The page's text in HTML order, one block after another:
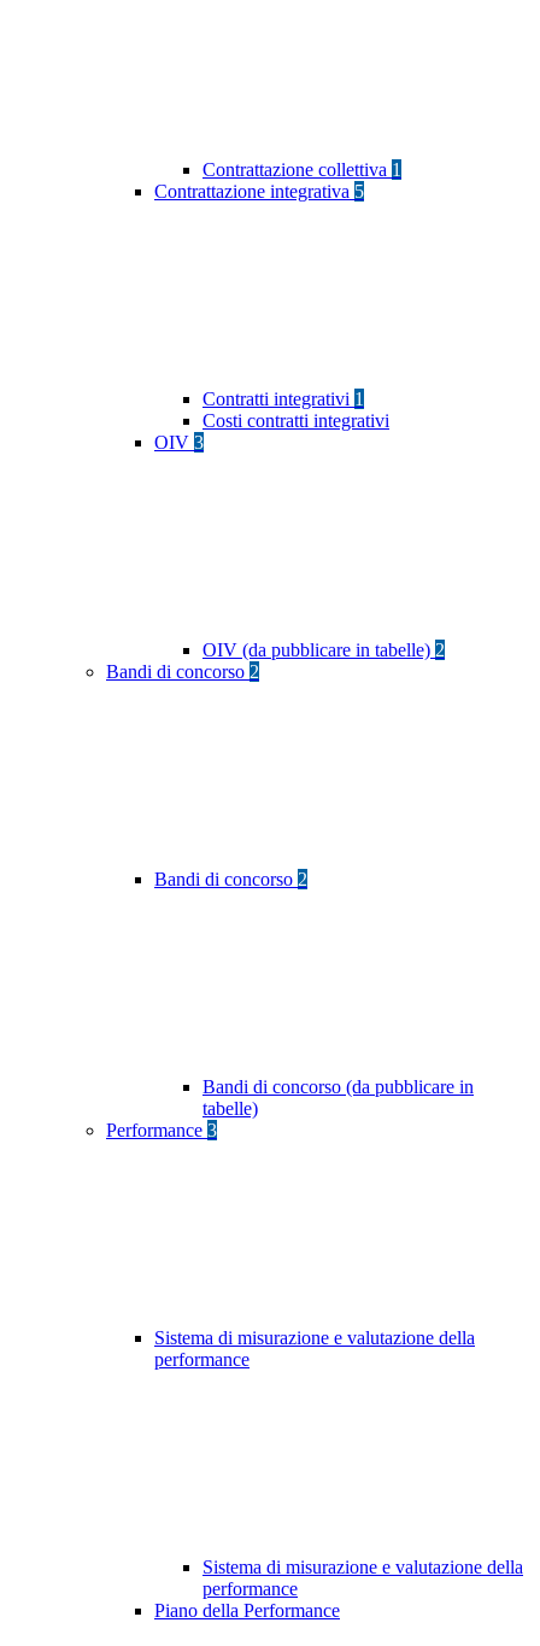
Contrattazione collettiva 1
Contrattazione integrativa 5
Contratti integrativi 1
Costi contratti integrativi
OIV 3
OIV (da pubblicare in tabelle) 2
Bandi di concorso 2
Bandi di concorso 2
Bandi di concorso (da pubblicare in
tabelle)
Performance 3
Sistema di misurazione e valutazione della
performance
Sistema di misurazione e valutazione della
performance
Piano della Performance